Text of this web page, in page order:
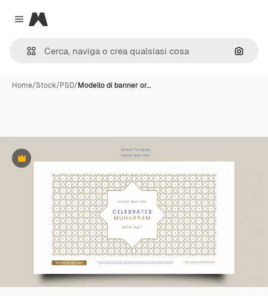
Close menu
Magnific
Cerca
Home/Stock/PSD/Modello di banner or…
Premium